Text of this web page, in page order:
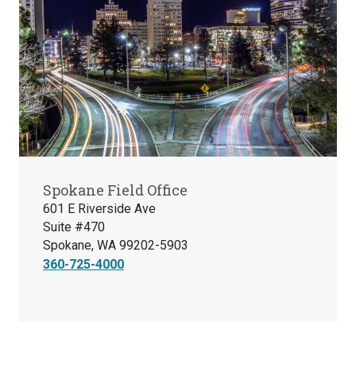
Spokane Field Office
601 E Riverside Ave
Suite #470
Spokane, WA 99202-5903
360-725-4000